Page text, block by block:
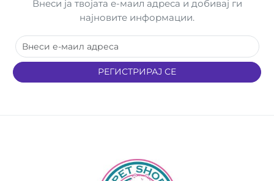
Внеси ја твојата е-маил адреса и добивај ги
најновите информации.
РЕГИСТРИРАЈ СЕ